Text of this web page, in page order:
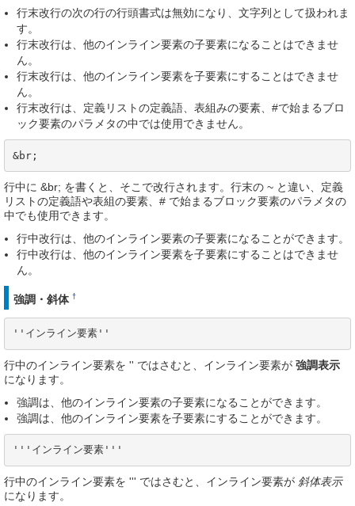
行末改行の次の行の行頭書式は無効になり、文字列として扱われま
す。
行末改行は、他のインライン要素の子要素になることはできませ
ん。
行末改行は、他のインライン要素を子要素にすることはできませ
ん。
行末改行は、定義リストの定義語、表組みの要素、#で始まるブロ
ック要素のパラメタの中では使用できません。
&br;
行中に &br; を書くと、そこで改行されます。行末の ~ と違い、定義
リストの定義語や表組の要素、# で始まるブロック要素のパラメタの
中でも使用できます。
行中改行は、他のインライン要素の子要素になることができます。
行中改行は、他のインライン要素を子要素にすることはできませ
ん。
強調・斜体 †
''インライン要素''
行中のインライン要素を '' ではさむと、インライン要素が 強調表示
になります。
強調は、他のインライン要素の子要素になることができます。
強調は、他のインライン要素を子要素にすることができます。
'''インライン要素'''
行中のインライン要素を ''' ではさむと、インライン要素が 斜体表示
になります。